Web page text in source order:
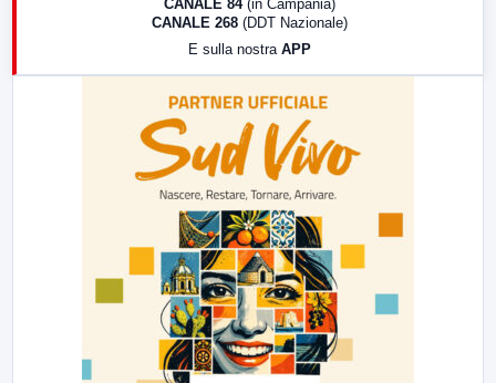
CANALE 84 (in Campania)
CANALE 268 (DDT Nazionale)
E sulla nostra APP